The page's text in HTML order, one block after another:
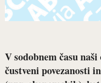
V sodobnem času
čustveni povezanosti